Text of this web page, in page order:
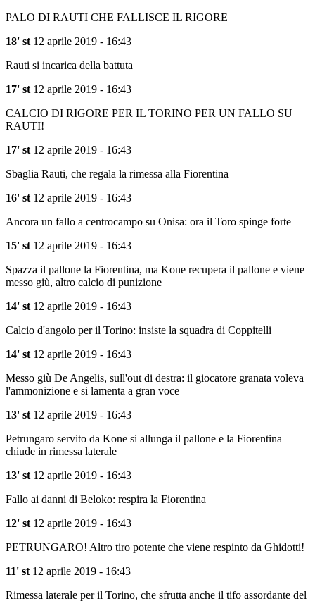
PALO DI RAUTI CHE FALLISCE IL RIGORE
18' st 12 aprile 2019 - 16:43
Rauti si incarica della battuta
17' st 12 aprile 2019 - 16:43
CALCIO DI RIGORE PER IL TORINO PER UN FALLO SU
RAUTI!
17' st 12 aprile 2019 - 16:43
Sbaglia Rauti, che regala la rimessa alla Fiorentina
16' st 12 aprile 2019 - 16:43
Ancora un fallo a centrocampo su Onisa: ora il Toro spinge forte
15' st 12 aprile 2019 - 16:43
Spazza il pallone la Fiorentina, ma Kone recupera il pallone e viene
messo giù, altro calcio di punizione
14' st 12 aprile 2019 - 16:43
Calcio d'angolo per il Torino: insiste la squadra di Coppitelli
14' st 12 aprile 2019 - 16:43
Messo giù De Angelis, sull'out di destra: il giocatore granata voleva
l'ammonizione e si lamenta a gran voce
13' st 12 aprile 2019 - 16:43
Petrungaro servito da Kone si allunga il pallone e la Fiorentina
chiude in rimessa laterale
13' st 12 aprile 2019 - 16:43
Fallo ai danni di Beloko: respira la Fiorentina
12' st 12 aprile 2019 - 16:43
PETRUNGARO! Altro tiro potente che viene respinto da Ghidotti!
11' st 12 aprile 2019 - 16:43
Rimessa laterale per il Torino, che sfrutta anche il tifo assordante del